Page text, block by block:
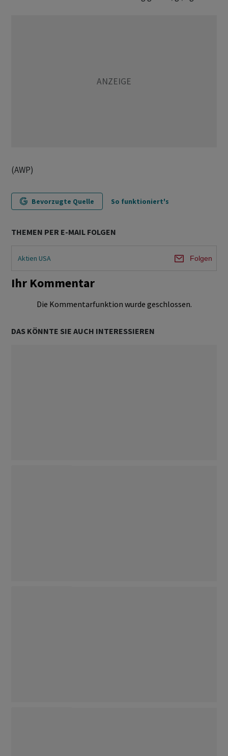
(AWP)
Bevorzugte Quelle So funktioniert's
THEMEN PER E-MAIL FOLGEN
Aktien USA Folgen
Ihr Kommentar
Die Kommentarfunktion wurde geschlossen.
DAS KÖNNTE SIE AUCH INTERESSIEREN